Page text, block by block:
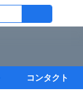
コンタクト